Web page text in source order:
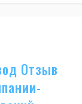
Отзыв